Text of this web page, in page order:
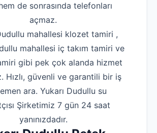
Robotla
Su Kaçağı
Profesyonel Petek
Uzmana Sor
Hakkımızda
İletişim
de sonrasında telefonları
açmaz.
mahallesi klozet tamiri ,
mahallesi iç takım tamiri ve
gibi pek çok alanda hizmet
Hızlı, güvenli ve garantili bir iş
ara. Yukarı Dudullu su
Şirketimiz 7 gün 24 saat
yanınızdadır.